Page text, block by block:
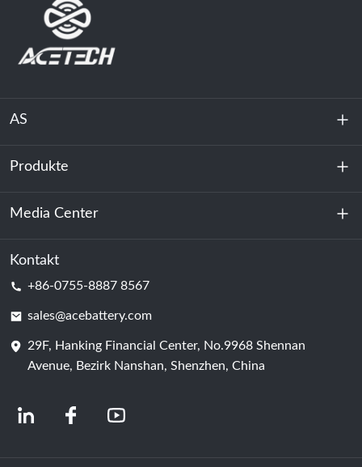
AS
Über uns
Nachhaltigkeit
Produkte
Energiespeicherung
Rechenzentrum & Serverraum
Batterie
Media Center
Nachricht
Kontakt
+86-0755-8887 8567
sales@acebattery.com
29F, Hanking Financial Center, No.9968 Shennan
Avenue, Bezirk Nanshan, Shenzhen, China